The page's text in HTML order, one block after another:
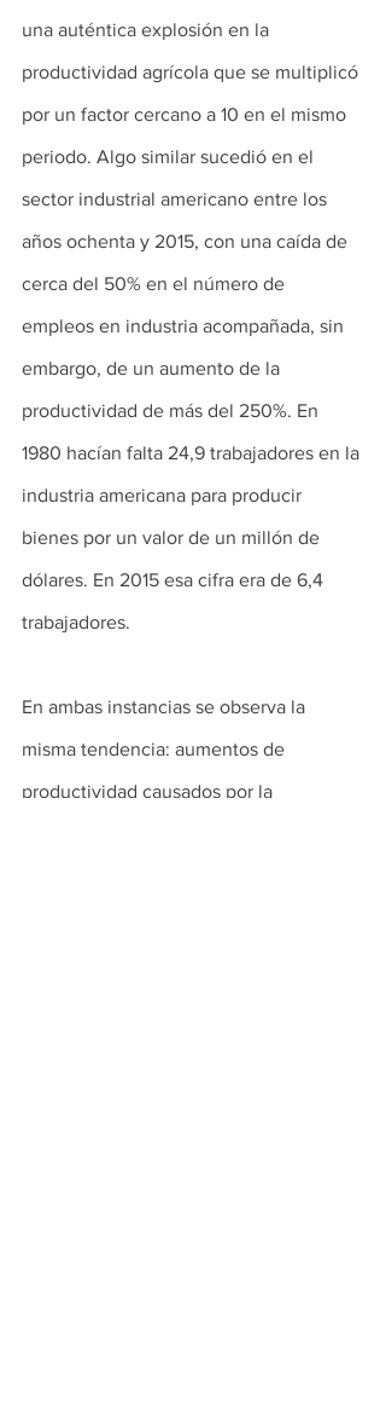
una auténtica explosión en la
productividad agrícola que se multiplicó
por un factor cercano a 10 en el mismo
periodo. Algo similar sucedió en el
sector industrial americano entre los
años ochenta y 2015, con una caída de
cerca del 50% en el número de
empleos en industria acompañada, sin
embargo, de un aumento de la
productividad de más del 250%. En
1980 hacían falta 24,9 trabajadores en la
industria americana para producir
bienes por un valor de un millón de
dólares. En 2015 esa cifra era de 6,4
trabajadores.
En ambas instancias se observa la
misma tendencia: aumentos de
productividad causados por la